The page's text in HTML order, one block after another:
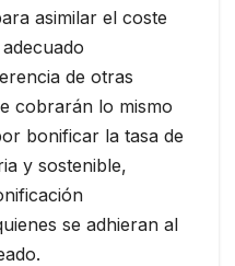
asimilar el coste
de otras
cobrarán lo mismo
bonificar la tasa de
y sostenible,
se adhieran al